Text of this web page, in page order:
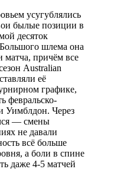
усугублялись
былые позиции в
десяток
шлема она
матча, причём все
Australian
её
графике,
февральско-
Уимблдон. Через
— смены
не давали
всё больше
а боли в спине
даже 4-5 матчей